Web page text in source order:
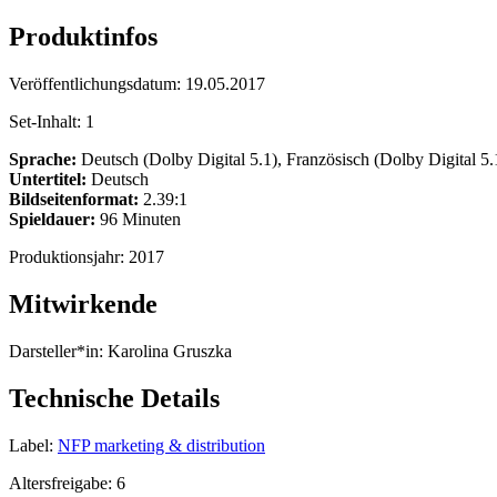
Produktinfos
Veröffentlichungsdatum: 19.05.2017
Set-Inhalt: 1
Sprache: Deutsch (Dolby Digital 5.1), Französisch (Dolby Digital
Untertitel: Deutsch
Bildseitenformat: 2.39:1
Spieldauer: 96 Minuten
Produktionsjahr: 2017
Mitwirkende
Darsteller*in: Karolina Gruszka
Technische Details
Label: NFP marketing & distribution
Altersfreigabe: 6